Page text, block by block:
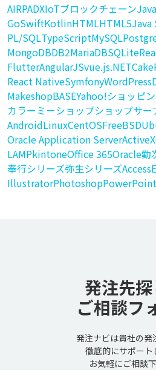
AIRPADXIoTブロックチェーンJava
GoSwiftKotlinHTMLHTML5
PL/SQLTypeScriptMySQL
MongoDBDB2MariaDBSQLite
FlutterAngularJSvue.js.NET
React NativeSymfonyWordPress
MakeshopBASEYahoo!ショッピ
カラーミ－ショップショップサー
AndroidLinuxCentOSFreeBSD
Oracle Application ServerActiveX
LAMPkintoneOffice 365Oracle勤
奉行シリーズ弥生シリーズAccess
IllustratorPhotoshopPowerPoint
発注先
ご相談フ
発注ナビは貴社の発
徹底的にサポート
お気軽にご相談下